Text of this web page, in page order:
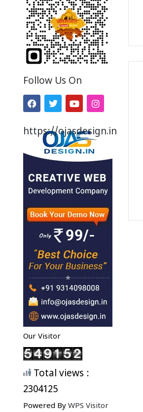
Follow Us On
https://ojasdesign.in
Our Visitor
Total views :
2304125
Powered By WPS Visitor